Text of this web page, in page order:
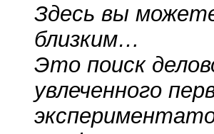
Здесь вы
близким…
Это поиск
увлеченного